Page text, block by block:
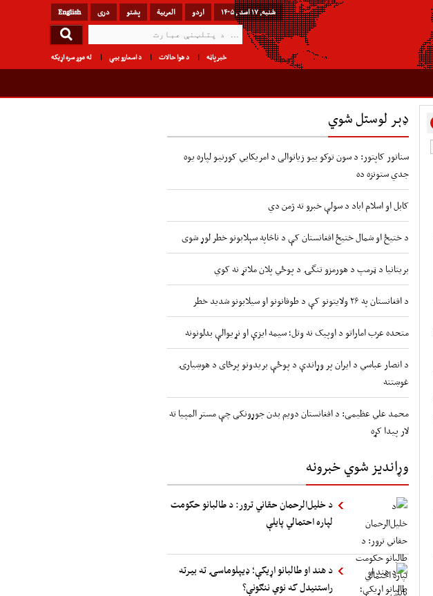
English دری پشتو العربیة اردو شنبه, ۱۷ اسد , ۱۴۰۵
له موږ سره اړیکه د اسعارو بیې د هوا حالات خبرپاڼه
ډېر لوستل شوي
سناتور کاپتور: د سون توکو بیو زیاتوالی د امریکایي کورنیو لپاره یوه
جدي ستونزه ده
کابل او اسلام اباد د سولې خبرو ته ژمن دي
د ختیځ او شمال ختیځ افغانستان کې د ناڅاپه سېلابونو خطر لوړ شوی
بریتانیا د ټرمپ د هورمزو تنگۍ د پوځي پلان ملاتړ نه کوي
د افغانستان په ۲۶ ولایتونو کې د طوفانونو او سیلابونو شدید خطر
متحده عرب اماراتو د اوپیک نه وتل؛ سیمه ایزې او نړیوالې بدلونونه
د انصار عباسي د ایران پر وړاندې د پوځې بریدونو پرځای د هوښیارۍ
غوښتنه
محمد علي عظیمی: د افغانستان دویم بدن جوړونکی چې مستر المپیا ته
لار پیدا کړه
وړاندیز شوي خبرونه
د خلیل‌الرحمان حقاني ترور: د طالبانو حکومت
لپاره احتمالي پایلې
د هند او طالبانو اړیکې؛ ډیپلوماسۍ ته بیرته
راستنیدل که نوي ننګونې؟